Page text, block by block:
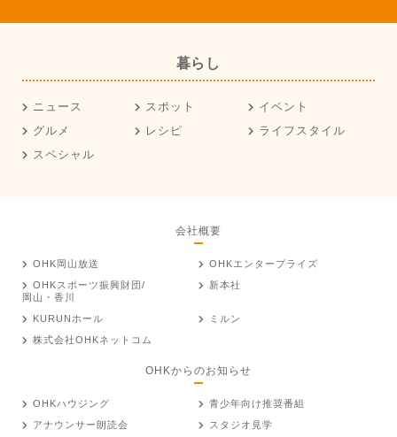
暮らし
ニュース スポット
イベント
グルメ
レシピ
ライフスタイル
スペシャル
会社概要
OHK岡山放送
OHKエンタープライズ
OHKスポーツ振興財団/
岡山・香川
新本社
KURUNホール
ミルン
株式会社OHKネットコム
OHKからのお知らせ
OHKハウジング
青少年向け推奨番組
アナウンサー朗読会
スタジオ見学